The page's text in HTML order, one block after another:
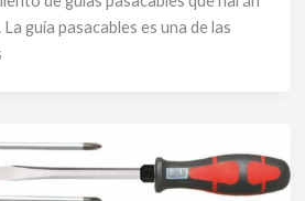
guía pasacables es una de las